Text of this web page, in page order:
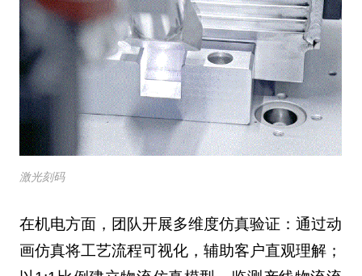
激光刻码
在机电方面，团队开展多维度仿真验证：通过动
画仿真将工艺流程可视化，辅助客户直观理解；